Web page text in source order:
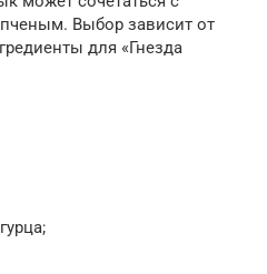
Выбор зависит от
для «Гнезда